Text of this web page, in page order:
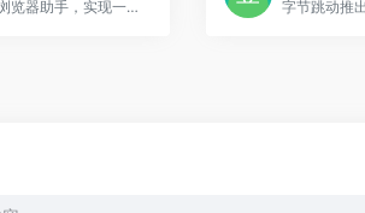
全能AI浏览器助手，实现一键阅读、写作和搜索加速。集成多模型，轻松完成网页总结、创作与翻译，是提升效率的提效工具。